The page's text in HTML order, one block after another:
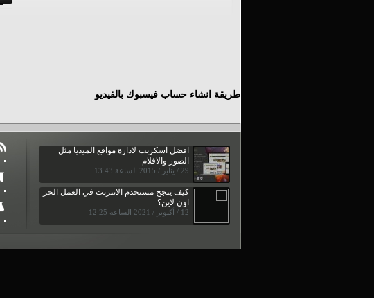
طريقة انشاء حساب فيسبوك بالفيديو
افضل اسكربت لادارة مواقع الميديا مثل
الصور والافلام
29 / يناير / 2015 الساعة 13:43
كيف ينجح مستخدم الانترنت في العمل الحر
اون لاين؟
12 / أكتوبر / 2021 الساعة 12:25